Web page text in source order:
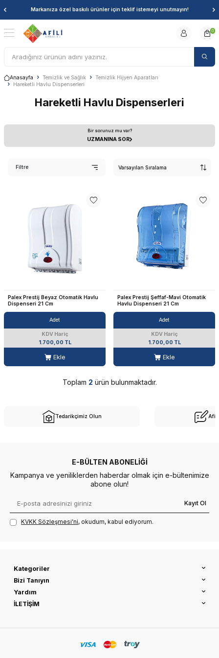
Markanıza özel baskılı ürünler için teklif istemeyi unutmayın!
0
Anasayfa Temizlik ve Sağlık
Temizlik Hijyen Aparatları
Hareketli Havlu Dispenserleri
Hareketli Havlu Dispenserleri
Bir sorunuz mu var?
UZMANINA SOR
Filtre
Palex Prestij Beyaz Otomatik Havlu
Dispenseri 21 Cm
Adet
KDV Hariç
1.700,00 TL
Ekle
Palex Prestij Şeffaf-Mavi Otomatik
Havlu Dispenseri 21 Cm
Adet
KDV Hariç
1.700,00 TL
Ekle
Toplam 2 ürün bulunmaktadır.
Tedarikçimiz Olun
E-BÜLTEN ABONELIĞI
Kampanya ve yeniliklerden haberdar olmak için e-bültenimize
abone olun!
Kayıt Ol
KVKK Sözleşmesi'ni, okudum, kabul ediyorum.
Kategoriler
Bizi Tanıyın
Yardım
İLETİŞİM